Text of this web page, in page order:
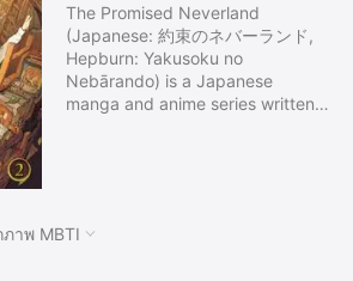
The Promised Neverland
(Japanese: 約束のネバーランド,
Hepburn: Yakusoku no
Nebārando) is a Japanese
manga and anime series written
and published by Shueisha into
าพ MBTI